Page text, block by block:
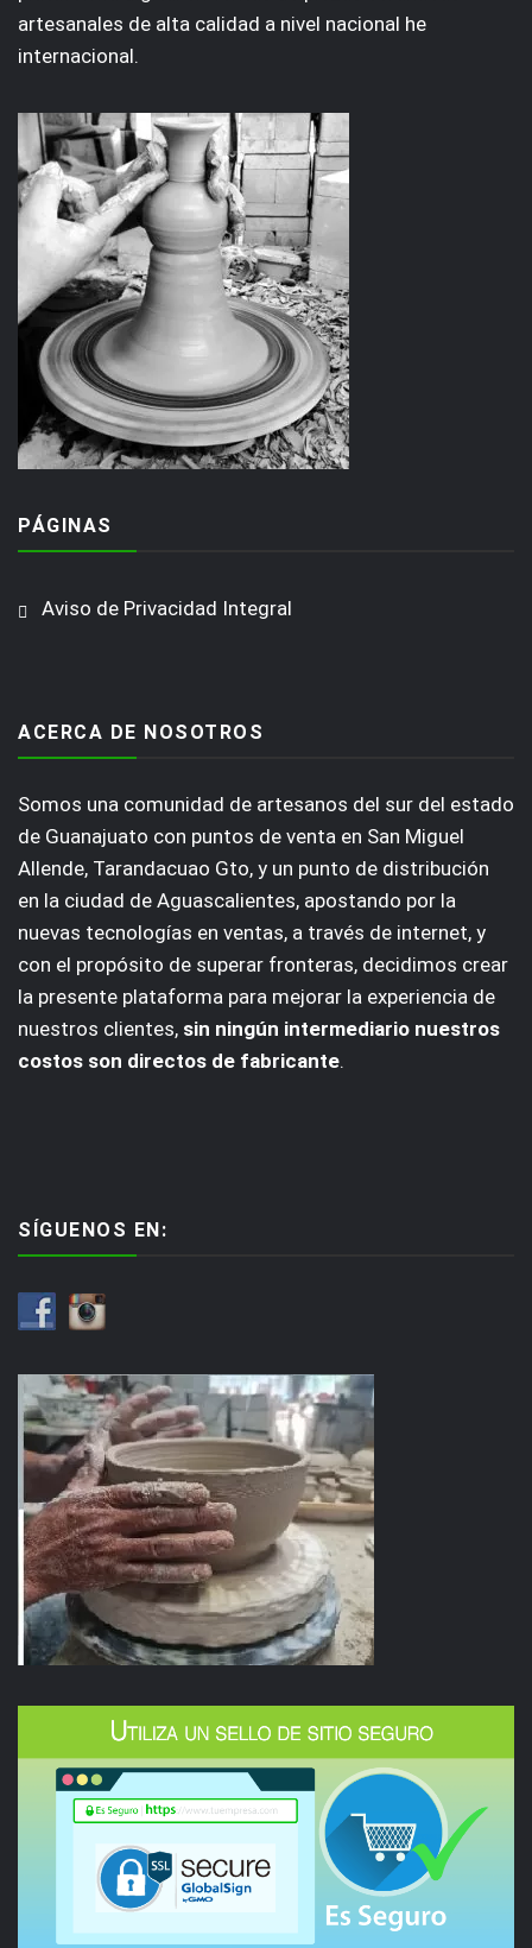
artesanales de alta calidad a nivel nacional he
internacional.
PÁGINAS
Aviso de Privacidad Integral
ACERCA DE NOSOTROS
Somos una comunidad de artesanos del sur del estado
de Guanajuato con puntos de venta en San Miguel
Allende, Tarandacuao Gto, y un punto de distribución
en la ciudad de Aguascalientes, apostando por la
nuevas tecnologías en ventas, a través de internet, y
con el propósito de superar fronteras, decidimos crear
la presente plataforma para mejorar la experiencia de
nuestros clientes, sin ningún intermediario nuestros
costos son directos de fabricante.
SÍGUENOS EN: